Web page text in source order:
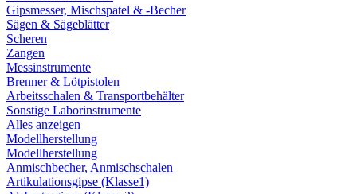
Gipsmesser, Mischspatel & -Becher
Sägen & Sägeblätter
Scheren
Zangen
Messinstrumente
Brenner & Lötpistolen
Arbeitsschalen & Transportbehälter
Sonstige Laborinstrumente
Alles anzeigen
Modellherstellung
Modellherstellung
Anmischbecher, Anmischschalen
Artikulationsgipse (Klasse1)